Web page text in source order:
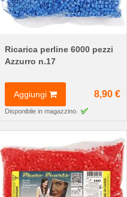
Ricarica perline 6000 pezzi
Azzurro n.17
Aggiungi 8,90 €
Disponibile in magazzino.